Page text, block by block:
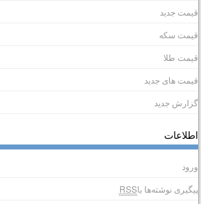
جدید
سکه
طلا
های جدید
جدید
نوشته‌ها باRSS